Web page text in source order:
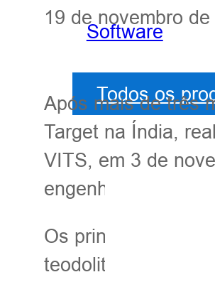
Software
Todos os
19 de novembro
Após mais de três
Target na Índia,
VITS, em 3 de
engenharia locais
Os principais
teodolito e níveis,